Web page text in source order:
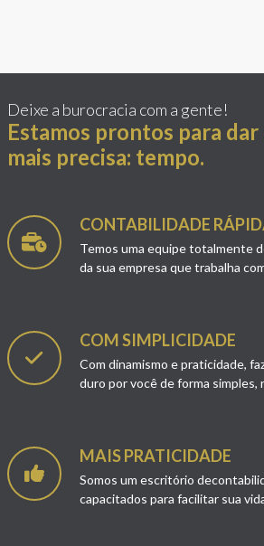
Deixe a burocracia com a gente!
Estamos prontos para dar
mais precisa: tempo.
CONTABILIDADE
Temos uma equipe totalmente
da sua empresa que trabalha
COM SIMPLICIDADE
Com dinamismo e praticidade,
duro por você de forma simples,
MAIS PRATICIDADE
Somos um escritório
capacitados para facilitar sua